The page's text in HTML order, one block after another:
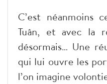
C’est néanmoins
Tuân, et avec la
désormais… Une
qui lui ouvre les
l’on imagine